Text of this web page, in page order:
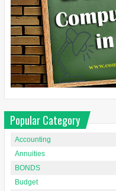
Popular Category
Accounting
Annuities
BONDS
Budget